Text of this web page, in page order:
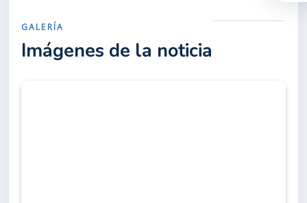
GALERÍA
Imágenes de la noticia